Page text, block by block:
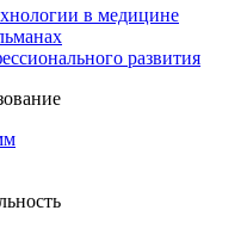
в медицине
развития